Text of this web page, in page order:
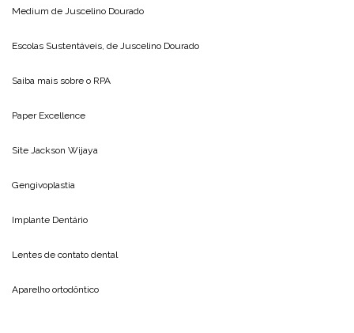
Medium de Juscelino Dourado
Escolas Sustentáveis, de Juscelino Dourado
Saiba mais sobre o RPA
Paper Excellence
Site Jackson Wijaya
Gengivoplastia
Implante Dentário
Lentes de contato dental
Aparelho ortodôntico